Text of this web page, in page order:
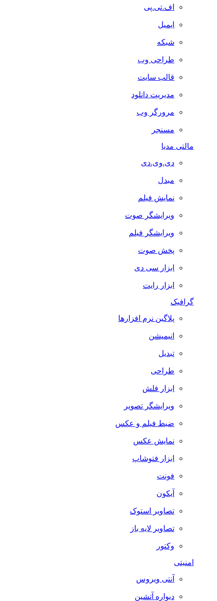
اف.تی.پی
ایمیل
شبکه
طراحی وب
قالب سایت
مدیریت دانلود
مرورگر وب
مسنجر
مالتی مدیا
دی.وی.دی
مبدل
نمایش فیلم
ویرایشگر صوت
ویرایشگر فیلم
پخش صوت
ابزار سی دی
ابزار رایت
گرافیک
پلاگین نرم افزارها
انیمیشن
تبدیل
طراحی
ابزار فلش
ویرایشگر تصویر
ضبط فيلم و عكس
نمایش عکس
ابزار فتوشاپ
فونت
آیکون
تصاویر استوک
تصاویر لایه باز
وکتور
آنتی ویروس
دیواره آتشین